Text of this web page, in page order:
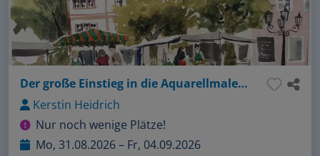
Der große Einstieg in die Aquarellmalerei
Kerstin Heidrich
Nur noch wenige Plätze!
Mo, 31.08.2026 – Fr, 04.09.2026